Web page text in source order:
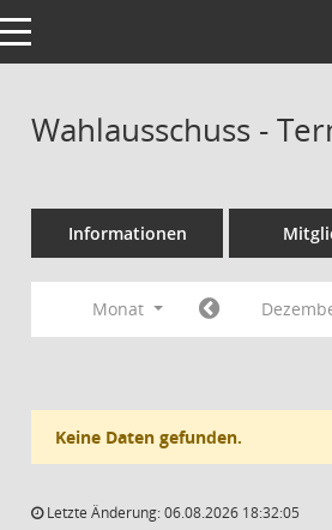
navigation
Wahlausschuss -
Informationen
Monat
Keine Daten gefunden.
Letzte Änderung: 06.08.2026 18:32:05